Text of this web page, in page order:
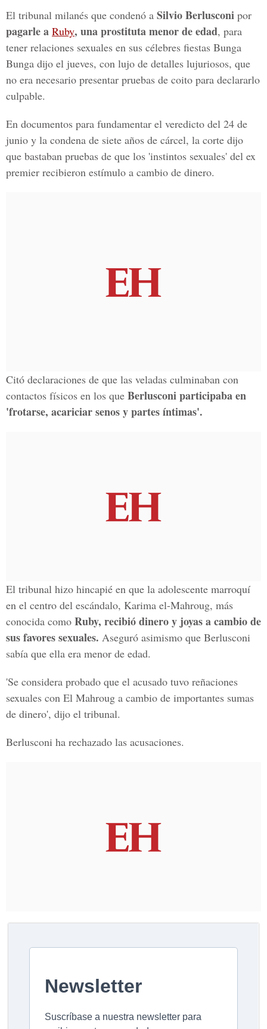
El tribunal milanés que condenó a Silvio Berlusconi por
pagarle a Ruby, una prostituta menor de edad, para
tener relaciones sexuales en sus célebres fiestas Bunga
Bunga dijo el jueves, con lujo de detalles lujuriosos, que
no era necesario presentar pruebas de coito para declararlo
culpable.
En documentos para fundamentar el veredicto del 24 de
junio y la condena de siete años de cárcel, la corte dijo
que bastaban pruebas de que los 'instintos sexuales' del ex
premier recibieron estímulo a cambio de dinero.
Citó declaraciones de que las veladas culminaban con
contactos físicos en los que Berlusconi participaba en
'frotarse, acariciar senos y partes íntimas'.
El tribunal hizo hincapié en que la adolescente marroquí
en el centro del escándalo, Karima el-Mahroug, más
conocida como Ruby, recibió dinero y joyas a cambio de
sus favores sexuales. Aseguró asimismo que Berlusconi
sabía que ella era menor de edad.
'Se considera probado que el acusado tuvo reñaciones
sexuales con El Mahroug a cambio de importantes sumas
de dinero', dijo el tribunal.
Berlusconi ha rechazado las acusaciones.